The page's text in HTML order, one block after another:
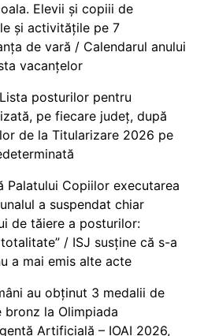
Elevii și copiii de
și activitățile pe 7
de vară / Calendarul anului
vacanțelor
posturilor pentru
pe fiecare județ, după
de la Titularizare 2026 pe
Palatului Copiilor executarea
a suspendat chiar
de tăiere a posturilor:
/ ISJ susține că s-a
a mai emis alte acte
au obținut 3 medalii de
la Olimpiada
Artificială – IOAI 2026,